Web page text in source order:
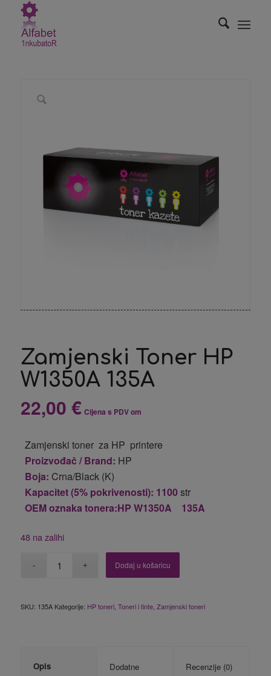
Zamjenski Toner HP
W1350A 135A
22,00 € Cijena s PDV om
Zamjenski toner za HP printere
Proizvođač / Brand: HP
Boja: Crna/Black (K)
Kapacitet (5% pokrivenosti): 1100str
OEM oznaka tonera:HP W1350A 135A
48 na zalihi
Dodaj u košaricu
SKU: 135A Kategorije: HP toneri, Toneri i tinte, Zamjenski toneri
Opis
Dodatne
Recenzije (0)